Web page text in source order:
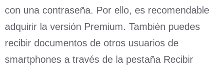
con una contraseña. Por ello, es recomendable
adquirir la versión Premium. También puedes
recibir documentos de otros usuarios de
smartphones a través de la pestaña Recibir